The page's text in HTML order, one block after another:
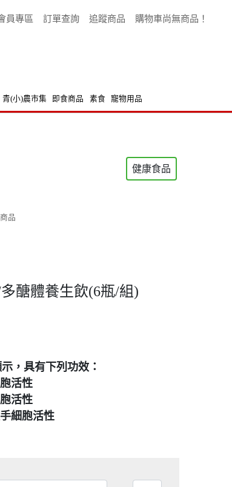
員專區 訂單查詢 追蹤商品 購物車尚無商品！
青(小)農市集 即食商品 素食 寵物用品
品
健康食品
醣體養生飲(6瓶/組)
，具有下列功效：
活性
活性
細胞活性